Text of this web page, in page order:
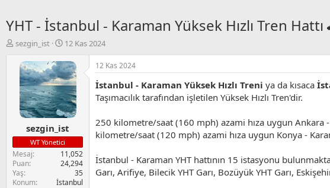
YHT - İstanbul - Karaman Yüksek Hızlı Tren Hattı
K
l
a
t
a
n
sezgin_ist
B
ş
l
a
n
g
ı
ç
t
a
r
h
12 Kas 2024
sezgin_ist
WT Yönetici
Mesaj
11,052
Puan
24,294
Yaş
35
Konum
İstanbul
12 Kas 2024
İstanbul - Karaman Yüksek Hızlı Treni ya da kısaca
Taşımacılık tarafından işletilen Yüksek Hızlı Tren'dir.
250 kilometre/saat (160 mph) azami hıza uygun Ankara
kilometre/saat (120 mph) azami hıza uygun Konya -
İstanbul - Karaman YHT hattının 15 istasyonu
Garı, Arifiye, Bilecik YHT Garı, Bozüyük YHT Garı,